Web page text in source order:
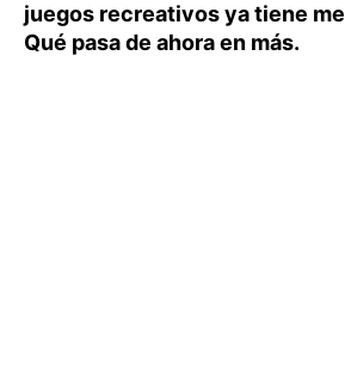
juegos recreativos ya tiene
Qué pasa de ahora en más.